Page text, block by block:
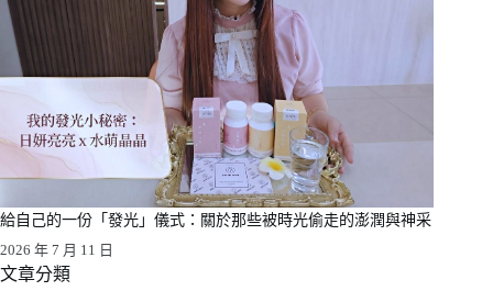
給自己的一份「發光」儀式：關於那些被時光偷走的澎潤與神采
2026 年 7 月 11 日
文章分類